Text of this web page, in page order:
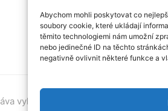
Abychom mohli poskytovat co
soubory cookie, které ukládají
těmito technologiemi nám umožní
nebo jedinečné ID na těchto
negativně ovlivnit některé funkce a
vyhrazena.